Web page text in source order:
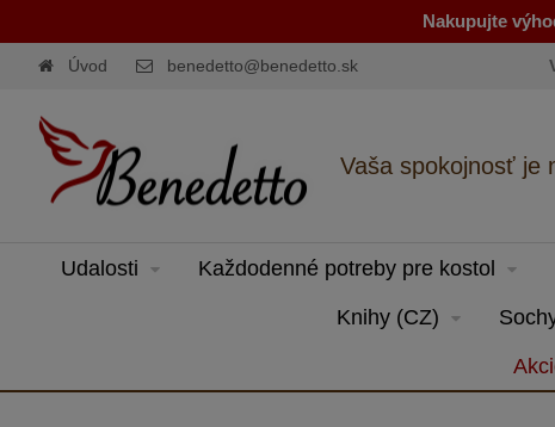
Nakupujte
Vaša spokojnosť je
Úvod benedetto@benedetto.sk
Udalosti Každodenné potreby pre kostol
Knihy (CZ)